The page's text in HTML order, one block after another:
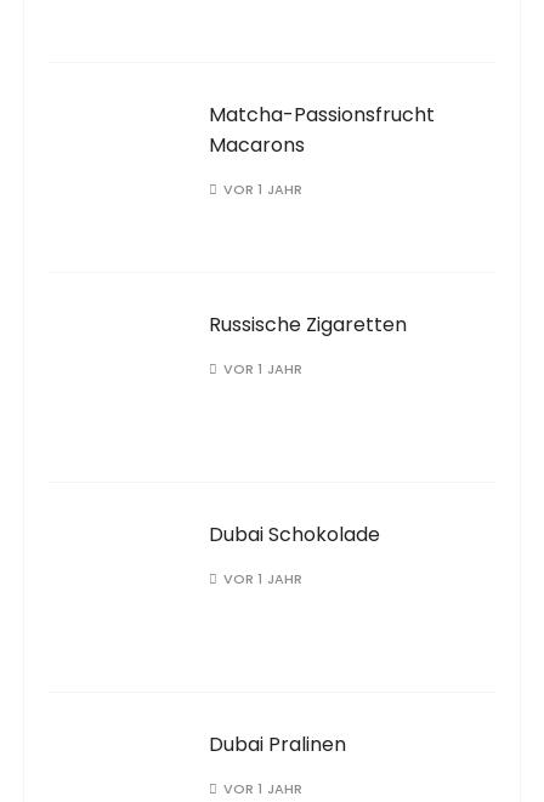
Matcha-Passionsfrucht
Macarons
VOR 1 JAHR
Russische Zigaretten
VOR 1 JAHR
Dubai Schokolade
VOR 1 JAHR
Dubai Pralinen
VOR 1 JAHR